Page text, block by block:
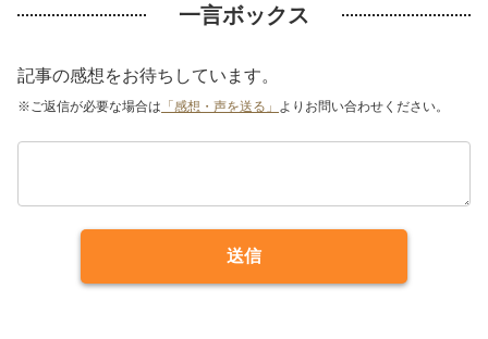
一言ボックス
記事の感想をお待ちしています。
※ご返信が必要な場合は 「感想・声を送る」 よりお問い合わせください。
送信